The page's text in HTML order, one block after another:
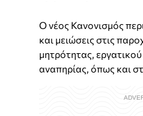
Ο νέος Κανονισμός
και μειώσεις στις
μητρότητας,
αναπηρίας, όπως και